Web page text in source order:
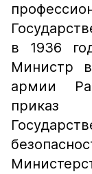
в 1936
Министр
армии
приказ